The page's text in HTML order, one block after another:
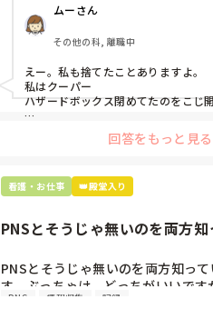
「普通鑷子捨てる！？明らかに使い
安物じゃないよね？」
「そんなミスした新人、あなたが初
と言われました。。
たしかに、よくよく考えてみれば
手術室で使った物品も全部滅菌して
滅菌の種類とかも学校で習ったはず
なんで頭回らなかったんだろう😭
市長さんは、
患者さんに迷惑かけたわけじゃない
と慰めてくれましたが、、
自分が情けなくて情けなくて😭
こんなバカな私をせめて笑い飛ばし
ムーさん
その他の科, 離職中
えー。私も捨てたことありますよ。
私はクーパー
ハザードボックス閉めてたのをこじ
これは私じゃないけど、患者さんの
と一緒に出しちゃったり。(これは問
回答をもっと見る
看護・お仕事 👑殿堂入り
PNSとそうじゃ無いのを両方
PNSとそうじゃ無いのを両方知っ
す。ぶっちゃけ、どっちがいいです
PNS 情報収集 記録